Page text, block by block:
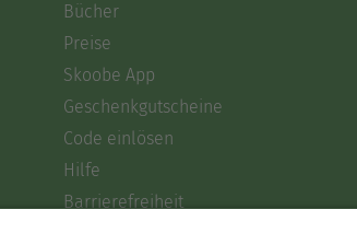
Bücher
Preise
Skoobe App
Geschenkgutscheine
Code einlösen
Hilfe
Barrierefreiheit